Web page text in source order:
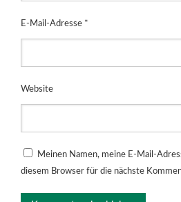
E-Mail-Adresse *
Website
Meinen Namen, meine E-Mail-
diesem Browser für die nächste